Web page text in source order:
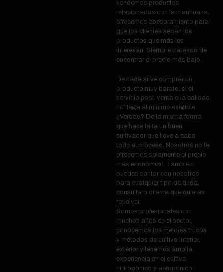
vendemos productos
relacionados con la marihuana,
ofrecemos asesoramiento para
que los clientes sepan los
productos que más les
interesan. Siempre tratando de
encontrar el precio más bajo.
De nada sirve comprar un
producto muy barato, si el
servicio post-venta o la calidad
no llega al mínimo exigible
¿Verdad? De la misma forma
que hace falta un buen
cultivador que lleve a cabo
todo el proceso. Nosotros no te
ofrecemos solamente el precio
más económico. También
puedes contar con nosotros
para cualquier tipo de duda,
consulta o dilema que quieras
resolver.
Somos profesionales con
muchos años en el sector,
conocemos los mejores trucos
y métodos de cultivo interior,
exterior y tenemos amplia
experiencia en el cultivo
hidropónico y aeropónico.